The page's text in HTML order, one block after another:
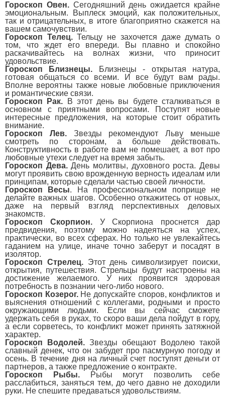
Гороскоп Овен.Сегодняшний день ожидается крайне
эмоциональным. Выплеск эмоций, как положительных,
так и отрицательных, в итоге благоприятно скажется на
вашем самочувствии.
Гороскоп Телец.Тельцу не захочется даже думать о
том, что ждет его впереди. Вы плавно и спокойно
раскачивайтесь на волнах жизни, что приносит
удовольствие.
Гороскоп Близнецы.
Близнецы - открытая натура,
готовая общаться со всеми. И все будут вам рады.
Вполне вероятны также новые любовные приключения
и романтические связи.
Гороскоп Рак.
В этот день вы будете сталкиваться в
основном с приятными вопросами. Поступят новые
интересные предложения, на которые стоит обратить
внимание.
Гороскоп Лев. Звезды рекомендуют Льву меньше
смотреть по сторонам, а больше действовать.
Конструктивность в работе вам не помешает, а вот про
любовные утехи следует на время забыть.
Гороскоп Дева.День молитвы, духовного роста. Девы
могут проявить свою врожденную верность идеалам или
принципам, которые сделали частью своей личности.
Гороскоп Весы. На профессиональном поприще не
делайте важных шагов. Особенно откажитесь от новых,
даже на первый взгляд перспективных деловых
знакомств.
Гороскоп Скорпион. У Скорпиона проснется дар
предвидения, поэтому можно надеяться на успех,
практически, во всех сферах. Но только не увлекайтесь
гаданием на улице, иначе точно заберут и посадят в
изолятор.
Гороскоп Стрелец.Этот день символизирует поиски,
открытия, путешествия. Стрельцы будут настроены на
достижение желаемого. У них проявится здоровая
потребность в познании чего-либо нового.
Гороскоп Козерог. Не допускайте споров, конфликтов и
выяснения отношений с коллегами, родными и просто
окружающими людьми. Если вы сейчас сможете
удержать себя в руках, то скоро ваши дела пойдут в гору,
а если сорветесь, то конфликт может принять затяжной
характер.
Гороскоп Водолей. Звезды обещают Водолею такой
славный денек, что он забудет про пасмурную погоду и
осень. В течение дня на личный счет поступят деньги от
партнеров, а также предложение о контракте.
Гороскоп Рыбы.Рыбы могут позволить себе
расслабиться, заняться тем, до чего давно не доходили
руки. Не спешите предаваться удовольствиям.